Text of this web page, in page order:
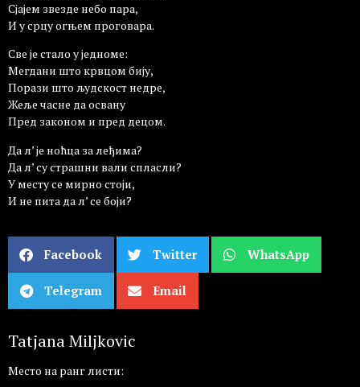
Сјајем звезде небо пара,
И у срцу огњем проговара.
Све је стало у једноме:
Мегдани што крвцом бију,
Порази што људскост недре,
Жеље часне да освану
Пред законом и пред децом.
Да л’ је ноћца за леђима?
Да л’ су страшни вали спласли?
У месту се мирно стоји,
И не пита да л’ се боји?
Facebook Twitter WhatsApp
Telegram Email
Tatjana Miljkovic
Место на ранг листи: